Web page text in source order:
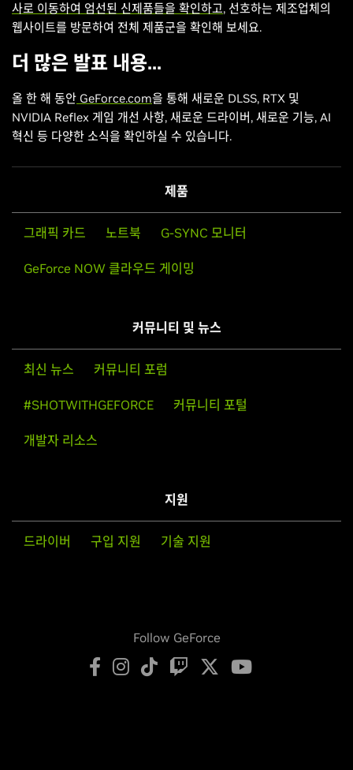
사로 이동하여 엄선된 신제품들을 확인하고, 선호하는 제조업체의
웹사이트를 방문하여 전체 제품군을 확인해 보세요.
더 많은 발표 내용...
올 한 해 동안 GeForce.com을 통해 새로운 DLSS, RTX 및
NVIDIA Reflex 게임 개선 사항, 새로운 드라이버, 새로운 기능, AI
혁신 등 다양한 소식을 확인하실 수 있습니다.
제품
그래픽 카드 노트북 G-SYNC 모니터
GeForce NOW 클라우드 게이밍
커뮤니티 및 뉴스
최신 뉴스 커뮤니티 포럼
#SHOTWITHGEFORCE 커뮤니티 포털
개발자 리소스
지원
드라이버 구입 지원 기술 지원
Follow GeForce